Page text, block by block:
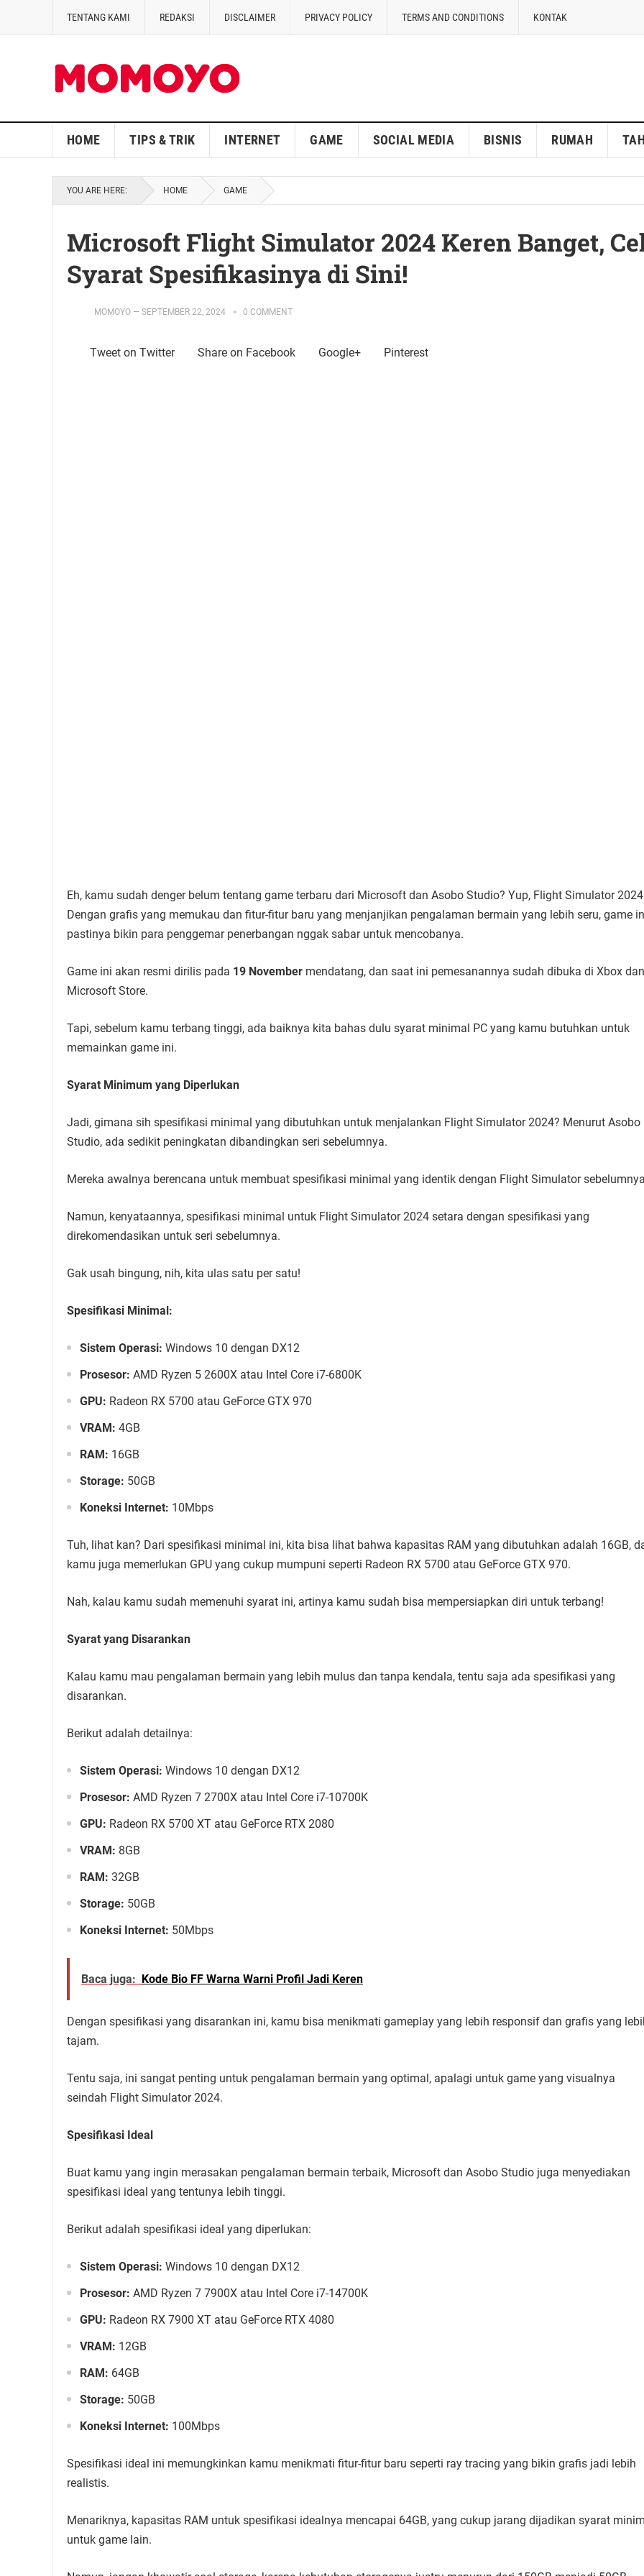
TENTANG KAMI REDAKSI DISCLAIMER PRIVACY POLICY TERMS AND CONDITIONS KONTAK
HOME TIPS & TRIK INTERNET GAME SOCIAL MEDIA BISNIS RUMAH
YOU ARE HERE: HOME GAME
Microsoft Flight Simulator 2024 Keren Banget,
Syarat Spesifikasinya di Sini!
MOMOYO — SEPTEMBER 22, 2024 0 COMMENT
Tweet on Twitter Share on Facebook Google+ Pinterest
Eh, kamu sudah denger belum tentang game terbaru dari Microsoft dan Asobo Studio? Yup, Flight Simulator
Dengan grafis yang memukau dan fitur-fitur baru yang menjanjikan pengalaman bermain yang lebih seru, game
pastinya bikin para penggemar penerbangan nggak sabar untuk mencobanya.
Game ini akan resmi dirilis pada 19 November mendatang, dan saat ini pemesanannya sudah dibuka di Xbox dan
Microsoft Store.
Tapi, sebelum kamu terbang tinggi, ada baiknya kita bahas dulu syarat minimal PC yang kamu butuhkan untuk
memainkan game ini.
Syarat Minimum yang Diperlukan
Jadi, gimana sih spesifikasi minimal yang dibutuhkan untuk menjalankan Flight Simulator 2024? Menurut Asobo
Studio, ada sedikit peningkatan dibandingkan seri sebelumnya.
Mereka awalnya berencana untuk membuat spesifikasi minimal yang identik dengan Flight Simulator
Namun, kenyataannya, spesifikasi minimal untuk Flight Simulator 2024 setara dengan spesifikasi yang
direkomendasikan untuk seri sebelumnya.
Gak usah bingung, nih, kita ulas satu per satu!
Spesifikasi Minimal:
Sistem Operasi: Windows 10 dengan DX12
Prosesor: AMD Ryzen 5 2600X atau Intel Core i7-6800K
GPU: Radeon RX 5700 atau GeForce GTX 970
VRAM: 4GB
RAM: 16GB
Storage: 50GB
Koneksi Internet: 10Mbps
Tuh, lihat kan? Dari spesifikasi minimal ini, kita bisa lihat bahwa kapasitas RAM yang dibutuhkan adalah 16GB,
kamu juga memerlukan GPU yang cukup mumpuni seperti Radeon RX 5700 atau GeForce GTX 970.
Nah, kalau kamu sudah memenuhi syarat ini, artinya kamu sudah bisa mempersiapkan diri untuk terbang!
Syarat yang Disarankan
Kalau kamu mau pengalaman bermain yang lebih mulus dan tanpa kendala, tentu saja ada spesifikasi yang
disarankan.
Berikut adalah detailnya:
Sistem Operasi: Windows 10 dengan DX12
Prosesor: AMD Ryzen 7 2700X atau Intel Core i7-10700K
GPU: Radeon RX 5700 XT atau GeForce RTX 2080
VRAM: 8GB
RAM: 32GB
Storage: 50GB
Koneksi Internet: 50Mbps
Baca juga: Kode Bio FF Warna Warni Profil Jadi Keren
Dengan spesifikasi yang disarankan ini, kamu bisa menikmati gameplay yang lebih responsif dan grafis yang
tajam.
Tentu saja, ini sangat penting untuk pengalaman bermain yang optimal, apalagi untuk game yang visualnya
seindah Flight Simulator 2024.
Spesifikasi Ideal
Buat kamu yang ingin merasakan pengalaman bermain terbaik, Microsoft dan Asobo Studio juga menyediakan
spesifikasi ideal yang tentunya lebih tinggi.
Berikut adalah spesifikasi ideal yang diperlukan:
Sistem Operasi: Windows 10 dengan DX12
Prosesor: AMD Ryzen 7 7900X atau Intel Core i7-14700K
GPU: Radeon RX 7900 XT atau GeForce RTX 4080
VRAM: 12GB
RAM: 64GB
Storage: 50GB
Koneksi Internet: 100Mbps
Spesifikasi ideal ini memungkinkan kamu menikmati fitur-fitur baru seperti ray tracing yang bikin grafis jadi lebih
realistis.
Menariknya, kapasitas RAM untuk spesifikasi idealnya mencapai 64GB, yang cukup jarang dijadikan syarat
untuk game lain.